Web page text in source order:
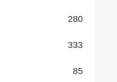
280
333
85